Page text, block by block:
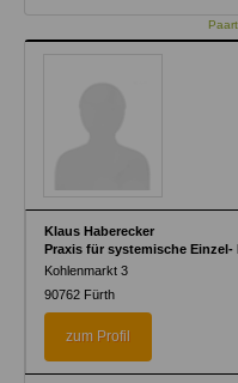
Klaus Haberecker
Praxis für systemische
Kohlenmarkt 3
90762 Fürth
zum Profil